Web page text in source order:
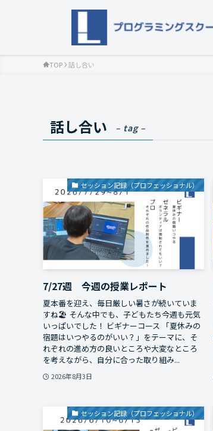
TOP 話し合い
話し合い – tag –
セッション記録（プロフェッショナル）
7/27週 今週の授業レポート
夏本番を迎え、毎日厳しい暑さが続いていま
すね🏖️ そんな中でも、子どもたち今週も元気
いっぱいでした！ ビギナーコース 「夏休みの
宿題はいつやるのがいい？」をテーマに、そ
れぞれの進め方の良いところや大変なところ
を考えながら、自分に合った取り組み...
2026年8月3日
セッション記録（プロフェッショナル）